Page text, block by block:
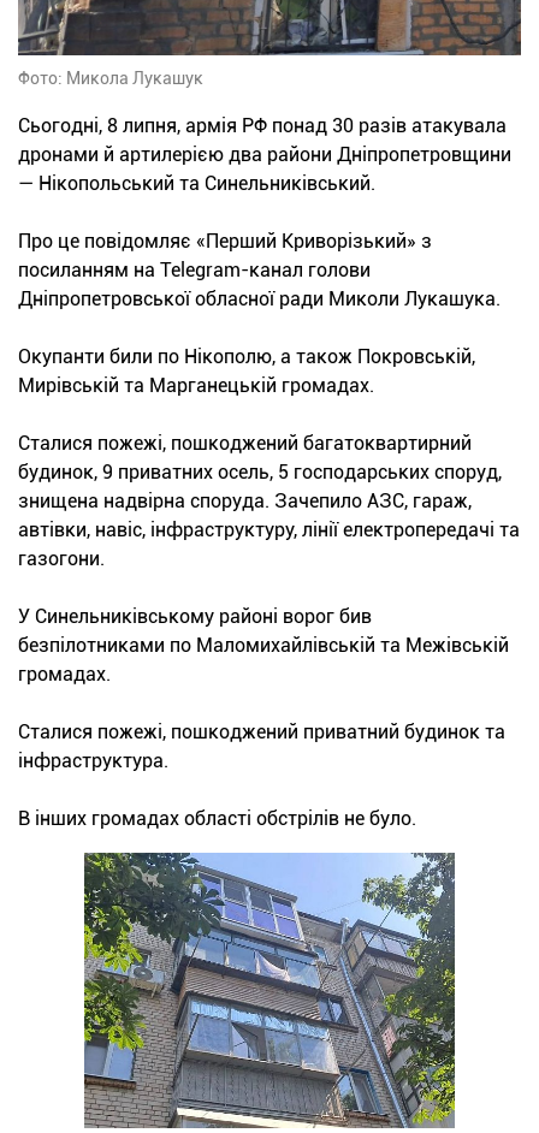
Фото: Микола Лукашук
Сьогодні, 8 липня, армія РФ понад 30 разів атакувала
дронами й артилерією два райони Дніпропетровщини
— Нікопольський та Синельниківський.
Про це повідомляє «Перший Криворізький» з
посиланням на Telegram-канал голови
Дніпропетровської обласної ради Миколи Лукашука.
Окупанти били по Нікополю, а також Покровській,
Мирівській та Марганецькій громадах.
Сталися пожежі, пошкоджений багатоквартирний
будинок, 9 приватних осель, 5 господарських споруд,
знищена надвірна споруда. Зачепило АЗС, гараж,
автівки, навіс, інфраструктуру, лінії електропередачі та
газогони.
У Синельниківському районі ворог бив
безпілотниками по Маломихайлівській та Межівській
громадах.
Сталися пожежі, пошкоджений приватний будинок та
інфраструктура.
В інших громадах області обстрілів не було.